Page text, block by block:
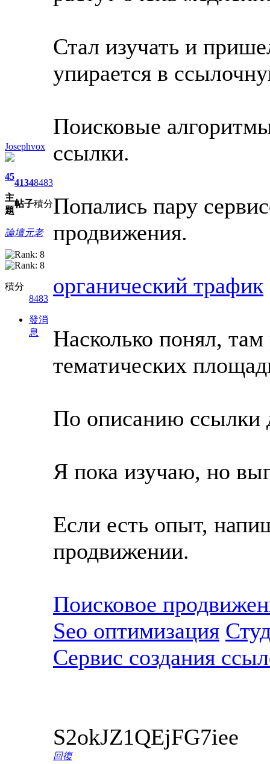
Josephvox
45
主
題
4134
帖子
8483
積分
論壇元老
積分
8483
發消
息
Стал изучать и
упирается в
Поисковые
ссылки.
Попались пару
продвижения.
органический трафик
Насколько понял,
тематических
По описанию ссылки
Я пока изучаю, но
Если есть опыт,
продвижении.
Поисковое
Seo оптимизация
Сервис создания
S2okJZ1QEjFG7iee
回復